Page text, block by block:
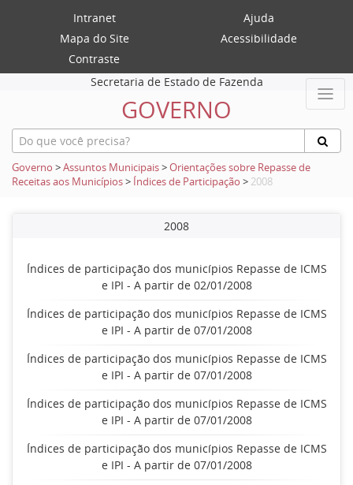
Intranet
Ajuda
Mapa do Site
Acessibilidade
Contraste
Secretaria de Estado de Fazenda
GOVERNO
Governo >Assuntos Municipais>Orientações sobre Repasse de
Receitas aos Municípios> Índices de Participação > 2008
2008
Índices de participação dos municípios Repasse de ICMS
e IPI - A partir de 02/01/2008
Índices de participação dos municípios Repasse de ICMS
e IPI - A partir de 07/01/2008
Índices de participação dos municípios Repasse de ICMS
e IPI - A partir de 07/01/2008
Índices de participação dos municípios Repasse de ICMS
e IPI - A partir de 07/01/2008
Índices de participação dos municípios Repasse de ICMS
e IPI - A partir de 07/01/2008